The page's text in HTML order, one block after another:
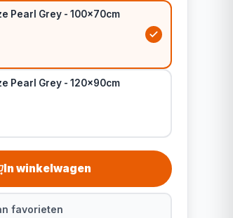
Pearl Grey - 100x70cm
Pearl Grey - 120x90cm
In winkelwagen
favorieten